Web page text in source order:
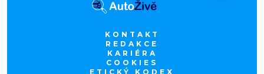
KONTAKT
REDAKCE
KARIÉRA
COOKIES
ETICKÝ KODEX